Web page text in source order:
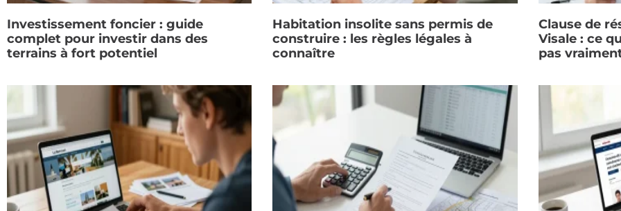
Investissement foncier : guide
complet pour investir dans des
terrains à fort potentiel
Habitation insolite sans permis de
construire : les règles légales à
connaître
Clause de
Visale : ce
pas